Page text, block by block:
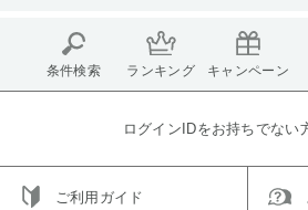
条件検索 ランキング キャンペーン
ログインIDをお持ちでない
ご利用ガイド